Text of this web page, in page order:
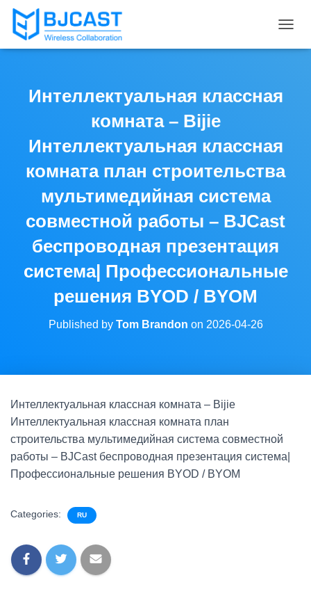
O
A
Интеллектуальная классная
комната – Bijie
Интеллектуальная классная
комната план строительства
мультимедийная система
совместной работы – BJCast
беспроводная презентация
система| Профессиональные
решения BYOD / BYOM
Published by Tom Brandon on 2026-04-26
Интеллектуальная классная комната – Bijie
Интеллектуальная классная комната план
строительства мультимедийная система совместной
работы – BJCast беспроводная презентация система|
Профессиональные решения BYOD / BYOM
Categories: RU